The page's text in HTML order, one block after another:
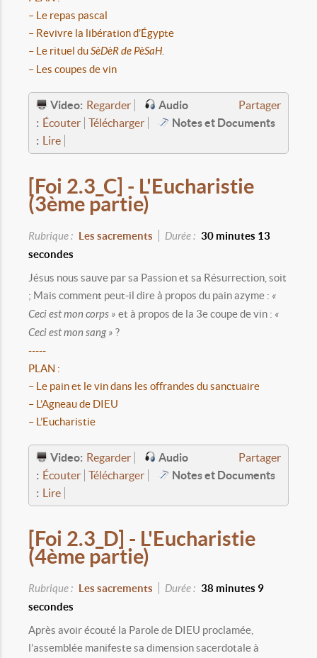
– Le repas pascal
– Revivre la libération d’Égypte
– Le rituel duSèDèR de PèSaH
– Les coupes de vin
Partager
Video: Regarder
Audio
: Écouter Télécharger
Notes et Documents
:
Lire
[Foi 2.3_C] - L'Eucharistie
(3ème partie)
Rubrique : Les sacrements Durée : 30 minutes 13
secondes
Jésus nous sauve par sa Passion et sa Résurrection, soit
; Mais comment peut-il dire à propos du pain azyme : «
Ceci est mon corps » et à propos de la 3e coupe de vin : «
Ceci est mon sang » ?
-----
PLAN :
– Le pain et le vin dans les offrandes du sanctuaire
– L’Agneau de DIEU
– L’Eucharistie
Partager
Video: Regarder
Audio
: Écouter Télécharger
Notes et Documents
:
Lire
[Foi 2.3_D] - L'Eucharistie
(4ème partie)
Rubrique : Les sacrements Durée : 38 minutes 9
secondes
Après avoir écouté la Parole de DIEU proclamée,
l’assemblée manifeste sa dimension sacerdotale à